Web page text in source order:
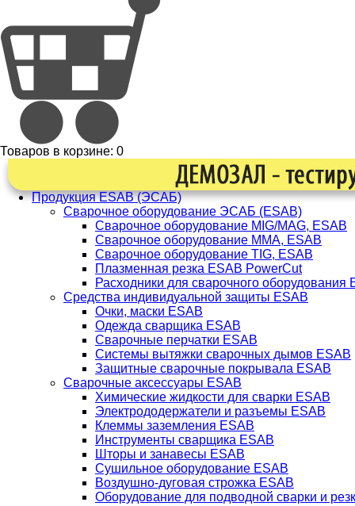
Товаров в корзине: 0
Продукция ESAB (ЭСАБ)
Сварочное оборудование ЭСАБ (ESAB)
Сварочное оборудование MIG/MAG, ESAB
Сварочное оборудование ММА, ESAB
Сварочное оборудование TIG, ESAB
Плазменная резка ESAB PowerCut
Расходники для сварочного оборудования
Средства индивидуальной защиты ESAB
Очки, маски ESAB
Одежда сварщика ESAB
Сварочные перчатки ESAB
Системы вытяжки сварочных дымов ESAB
Защитные сварочные покрывала ESAB
Сварочные аксессуары ESAB
Химические жидкости для сварки ESAB
Электрододержатели и разъемы ESAB
Клеммы заземления ESAB
Инструменты сварщика ESAB
Шторы и занавесы ESAB
Сушильное оборудование ESAB
Воздушно-дуговая строжка ESAB
Оборудование для подводной сварки и